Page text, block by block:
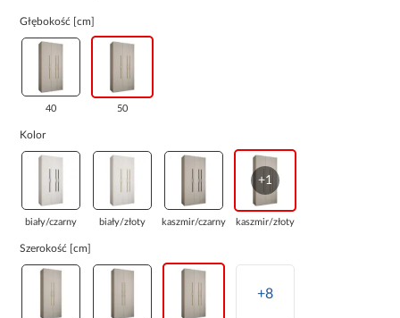
Głębokość [cm]
40 50
Kolor
biały/czarny biały/złoty kaszmir/czarny
+1
kaszmir/złoty
Szerokość [cm]
+8